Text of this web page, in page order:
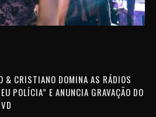
& CRISTIANO DOMINA AS RÁDIOS
POLÍCIA” E ANUNCIA GRAVAÇÃO DO